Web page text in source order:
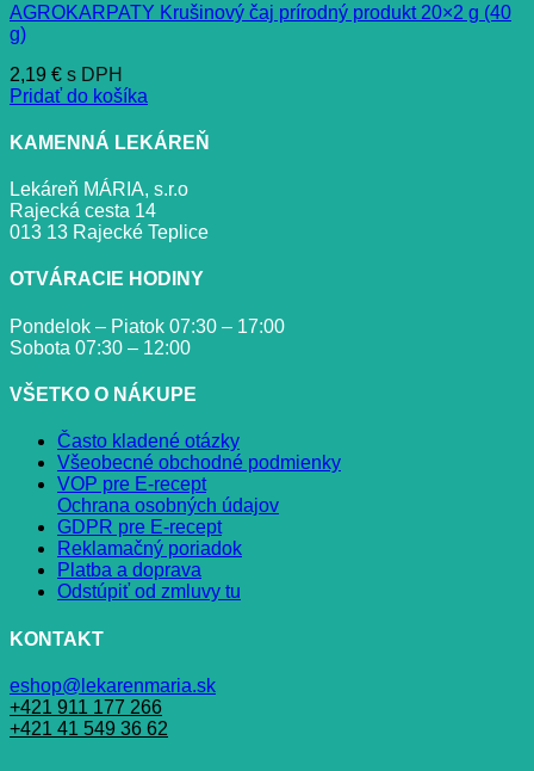
AGROKARPATY Krušinový čaj prírodný produkt 20×2 g (40
g)
2,19 € s DPH
Pridať do košíka
KAMENNÁ LEKÁREŇ
Lekáreň MÁRIA, s.r.o
Rajecká cesta 14
013 13 Rajecké Teplice
OTVÁRACIE HODINY
Pondelok – Piatok 07:30 – 17:00
Sobota 07:30 – 12:00
VŠETKO O NÁKUPE
Často kladené otázky
Všeobecné obchodné podmienky
VOP pre E-recept
Ochrana osobných údajov
GDPR pre E-recept
Reklamačný poriadok
Platba a doprava
Odstúpiť od zmluvy tu
KONTAKT
eshop@lekarenmaria.sk
+421 911 177 266
+421 41 549 36 62